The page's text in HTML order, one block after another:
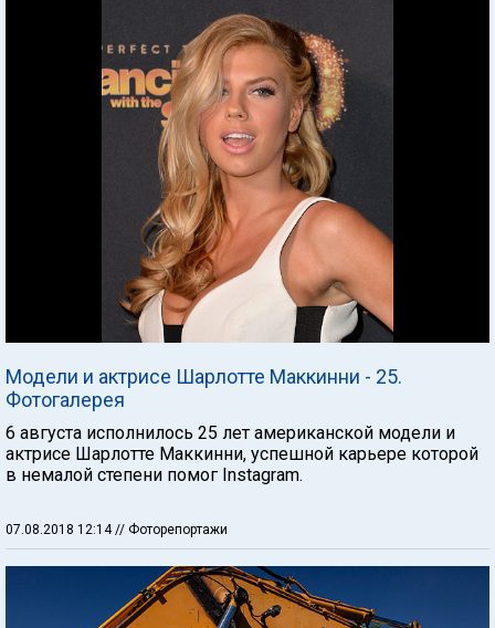
Модели и актрисе Шарлотте Маккинни - 25.
Фотогалерея
6 августа исполнилось 25 лет американской модели и
актрисе Шарлотте Маккинни, успешной карьере которой
в немалой степени помог Instagram.
07.08.2018 12:14// Фоторепортажи